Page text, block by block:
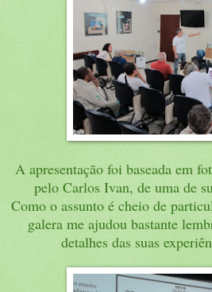
A apresentação foi baseada em
pelo Carlos Ivan, de uma de
Como o assunto é cheio de
galera me ajudou bastante
detalhes das suas